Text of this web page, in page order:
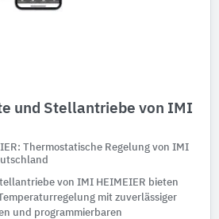
und Stellantriebe von IMI
Thermostatische Regelung von IMI
von IMI HEIMEIER bieten
mit zuverlässiger
und programmierbaren